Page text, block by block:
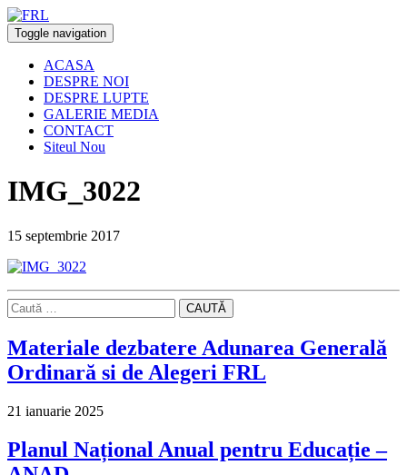
Toggle navigation
ACASA
DESPRE NOI
DESPRE LUPTE
GALERIE MEDIA
CONTACT
Siteul Nou
IMG_3022
15 septembrie 2017
CAUTĂ
Materiale dezbatere Adunarea Generală
Ordinară si de Alegeri FRL
21 ianuarie 2025
Planul Național Anual pentru Educație –